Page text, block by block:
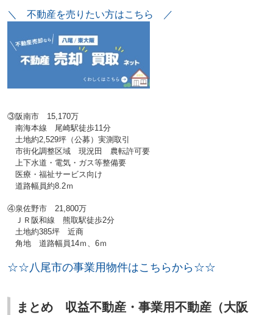
＼ 不動産を売りたい方はこちら ／
③阪南市 15,170万
南海本線 尾崎駅徒歩11分
土地約2,529坪（公募）実測取引
市街化調整区域 現況田 農転許可要
上下水道・電気・ガス等整備要
医療・福祉サービス向け
道路幅員約8.2ｍ
④泉佐野市 21,800万
ＪＲ阪和線 熊取駅徒歩2分
土地約385坪 近商
角地 道路幅員14ｍ、6ｍ
☆☆八尾市の事業用物件はこちらから☆☆
まとめ 収益不動産・事業用不動産（大阪